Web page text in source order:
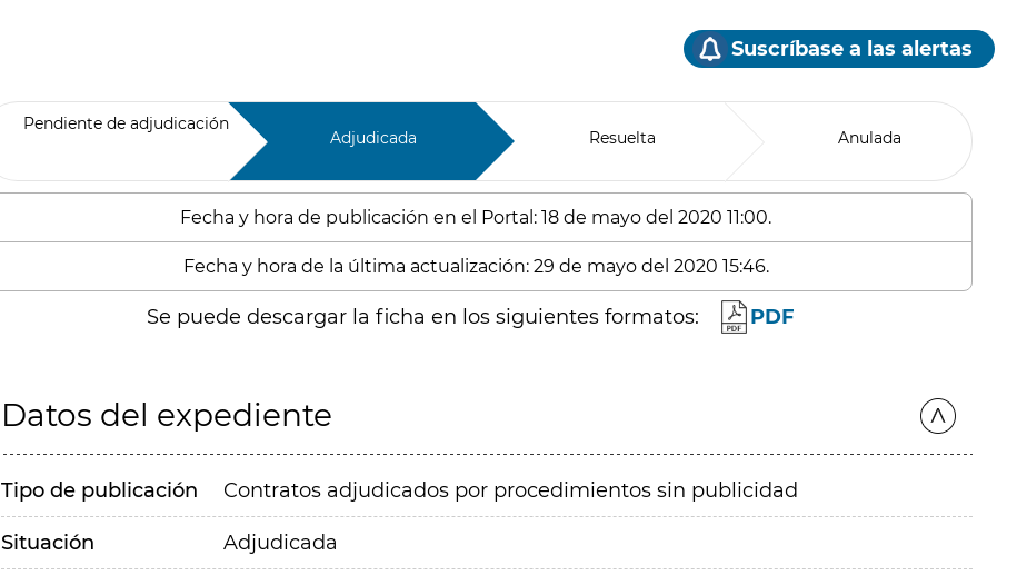
Suscríbase a las alertas
Pendiente de adjudicación
Adjudicada Resuelta Anulada
Fecha y hora de publicación en el Portal: 18 de mayo del 2020 11:00.
Fecha y hora de la última actualización: 29 de mayo del 2020 15:46.
Se puede descargar la ficha en los siguientes formatos: PDF
Datos del expediente
Tipo de publicación Contratos adjudicados por procedimientos sin publicidad
Situación Adjudicada